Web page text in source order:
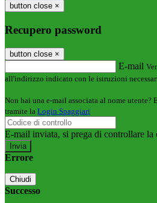
button close ×
Recupero password
button close ×
E-mail
all'indirizzo indicato con le istruzioni
Non hai una e-mail associata al nome utente?
tramite la Login Spaggiari
E-mail inviata, si prega di controllare la
Errore
Chiudi
Successo